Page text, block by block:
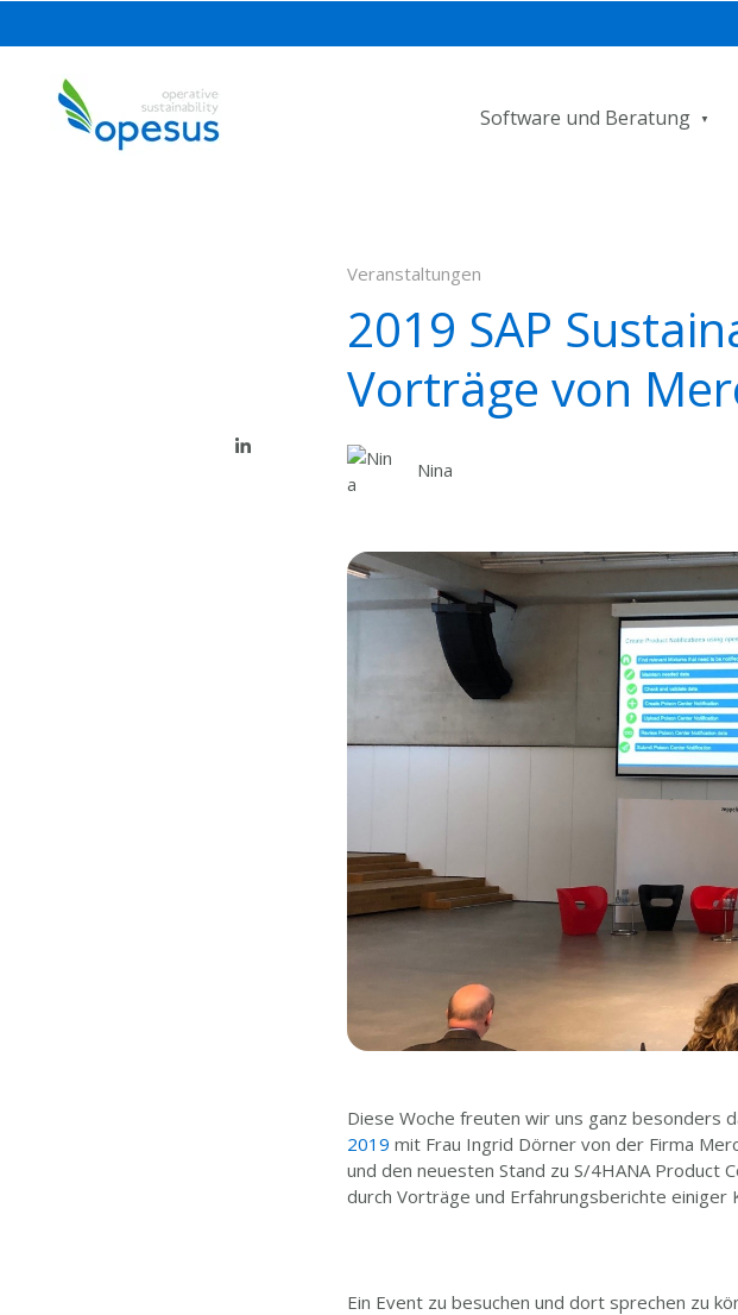
Software und Beratung
Veranstaltungen
2019 SAP
Vorträge von
Nina
Diese Woche freuten wir uns ganz besonders
2019 mit Frau Ingrid Dörner von der Firma
und den neuesten Stand zu S/4HANA Product
durch Vorträge und Erfahrungsberichte einiger
Ein Event zu besuchen und dort sprechen zu